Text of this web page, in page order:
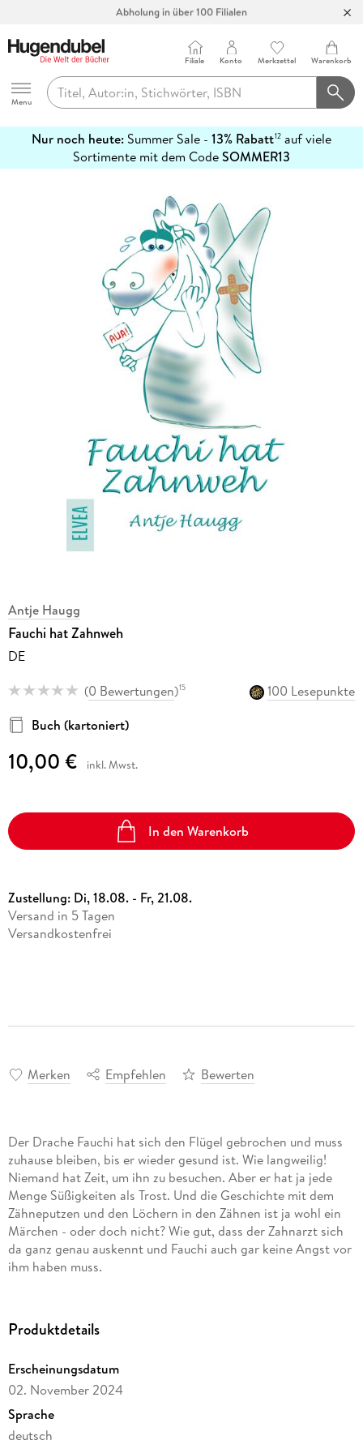
Abholung in über 100 Filialen
Hugendubel
Menu
Filiale Konto Merkzettel Warenkorb
Nur noch heute: Summer Sale - 13% Rabatt12 auf viele
Sortimente mit dem CodeSOMMER13
erfahren
Antje Haugg
Fauchi hat Zahnweh
DE
(0 Bewertungen)15
100 Lesepunkte
Buch (kartoniert)
10,00 € inkl. Mwst.
In den Warenkorb
Zustellung: Di, 18.08. - Fr, 21.08.
Versand in 5 Tagen
Versandkostenfrei
Merken Empfehlen Bewerten
Der Drache Fauchi hat sich den Flügel gebrochen und muss
zuhause bleiben, bis er wieder gesund ist. Wie langweilig!
Niemand hat Zeit, um ihn zu besuchen. Aber er hat ja jede
Menge Süßigkeiten als Trost. Und die Geschichte mit dem
Zähneputzen und den Löchern in den Zähnen ist ja wohl ein
Märchen - oder doch nicht? Wie gut, dass der Zahnarzt sich
da ganz genau auskennt und Fauchi auch gar keine Angst vor
ihm haben muss.
Produktdetails
Erscheinungsdatum
02. November 2024
Sprache
deutsch